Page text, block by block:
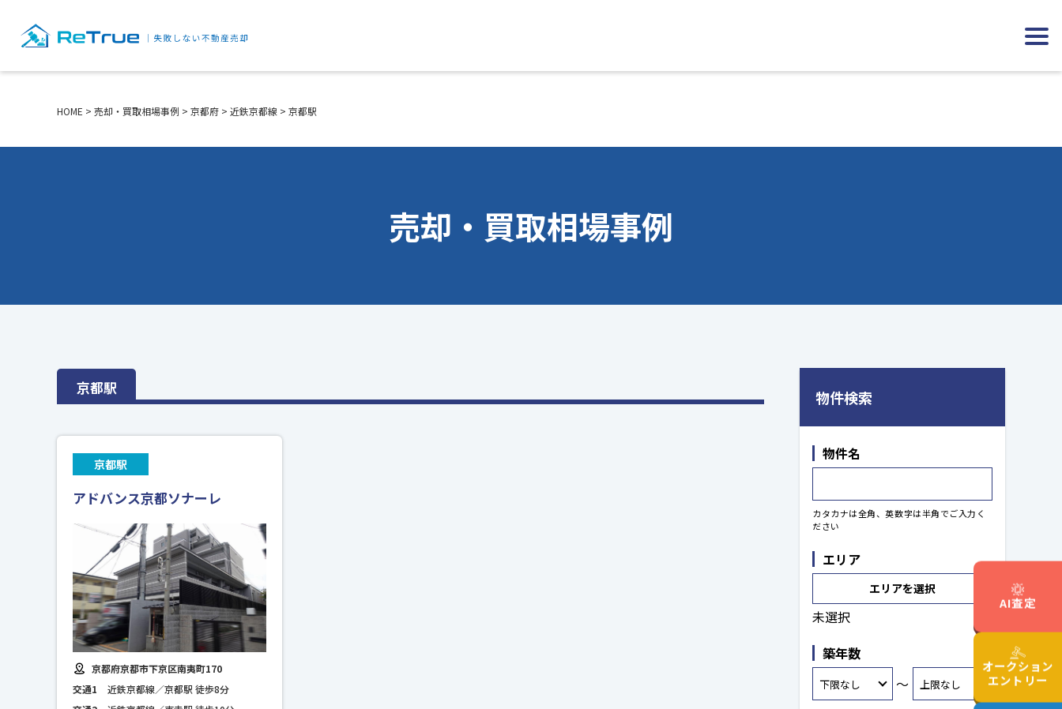
HOME > 売却・買取相場事例 > 京都府 > 近鉄京都線 > 京都駅
売却・買取相場事例
京都駅
京都駅
アドバンス京都ソナーレ
京都府京都市下京区南夷町170
交通1
近鉄京都線／京都駅 徒歩8分
物件検索
物件名
カタカナは全角、英数字は半角でご入力く
ださい
エリア
エリアを選択
未選択
築年数
～
AI査定
オークション
エントリー